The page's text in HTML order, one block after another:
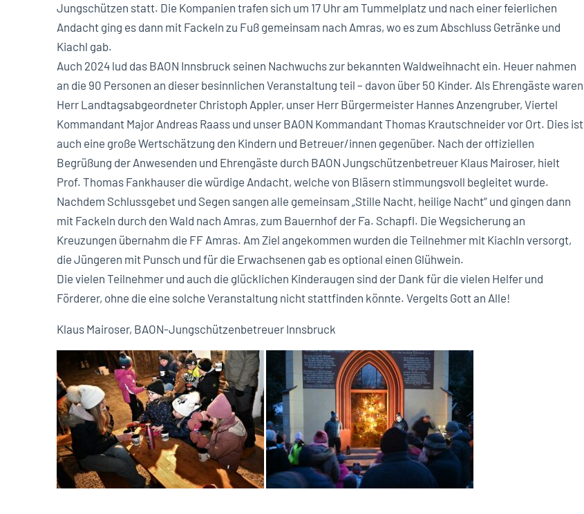
Jungschützen statt. Die Kompanien trafen sich um 17 Uhr am Tummelplatz und nach einer feierlichen
Andacht ging es dann mit Fackeln zu Fuß gemeinsam nach Amras, wo es zum Abschluss Getränke und
Kiachl gab.
Auch 2024 lud das BAON Innsbruck seinen Nachwuchs zur bekannten Waldweihnacht ein. Heuer nahmen
an die 90 Personen an dieser besinnlichen Veranstaltung teil – davon über 50 Kinder. Als Ehrengäste waren
Herr Landtagsabgeordneter Christoph Appler, unser Herr Bürgermeister Hannes Anzengruber, Viertel
Kommandant Major Andreas Raass und unser BAON Kommandant Thomas Krautschneider vor Ort. Dies ist
auch eine große Wertschätzung den Kindern und Betreuer/innen gegenüber. Nach der offiziellen
Begrüßung der Anwesenden und Ehrengäste durch BAON Jungschützenbetreuer Klaus Mairoser, hielt
Prof. Thomas Fankhauser die würdige Andacht, welche von Bläsern stimmungsvoll begleitet wurde.
Nachdem Schlussgebet und Segen sangen alle gemeinsam „Stille Nacht, heilige Nacht“ und gingen dann
mit Fackeln durch den Wald nach Amras, zum Bauernhof der Fa. Schapfl. Die Wegsicherung an
Kreuzungen übernahm die FF Amras. Am Ziel angekommen wurden die Teilnehmer mit Kiachln versorgt,
die Jüngeren mit Punsch und für die Erwachsenen gab es optional einen Glühwein.
Die vielen Teilnehmer und auch die glücklichen Kinderaugen sind der Dank für die vielen Helfer und
Förderer, ohne die eine solche Veranstaltung nicht stattfinden könnte. Vergelts Gott an Alle!
Klaus Mairoser, BAON-Jungschützenbetreuer Innsbruck